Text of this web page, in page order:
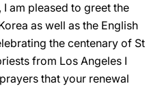
I am pleased to greet the
as well as the English
the centenary of St
from Los Angeles I
that your renewal